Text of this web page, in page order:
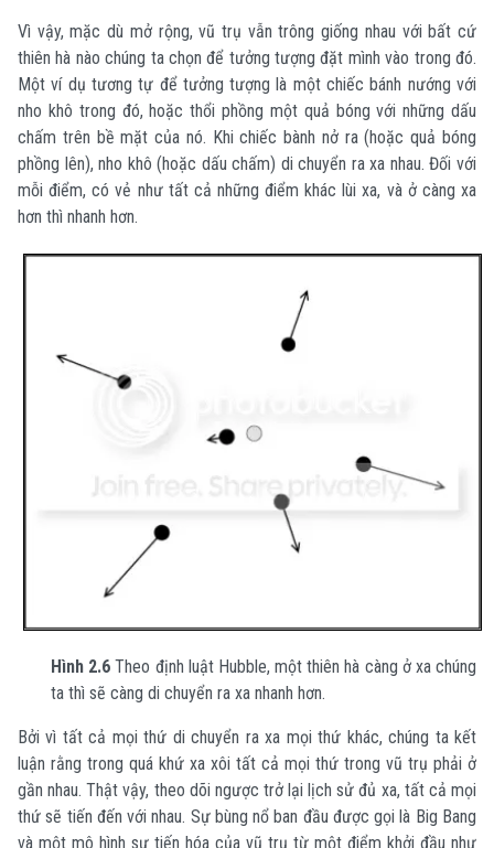
Vì vậy, mặc dù mở rộng, vũ trụ vẫn trông giống nhau với bất cứ
thiên hà nào chúng ta chọn để tưởng tượng đặt mình vào trong đó.
Một ví dụ tương tự để tưởng tượng là một chiếc bánh nướng với
nho khô trong đó, hoặc thổi phồng một quả bóng với những dấu
chấm trên bề mặt của nó. Khi chiếc bành nở ra (hoặc quả bóng
phồng lên), nho khô (hoặc dấu chấm) di chuyển ra xa nhau. Đối với
mỗi điểm, có vẻ như tất cả những điểm khác lùi xa, và ở càng xa
hơn thì nhanh hơn.
Hình 2.6 Theo định luật Hubble, một thiên hà càng ở xa chúng
ta thì sẽ càng di chuyển ra xa nhanh hơn.
Bởi vì tất cả mọi thứ di chuyển ra xa mọi thứ khác, chúng ta kết
luận rằng trong quá khứ xa xôi tất cả mọi thứ trong vũ trụ phải ở
gần nhau. Thật vậy, theo dõi ngược trở lại lịch sử đủ xa, tất cả mọi
thứ sẽ tiến đến với nhau. Sự bùng nổ ban đầu được gọi là Big Bang
và một mô hình sự tiến hóa của vũ trụ từ một điểm khởi đầu như